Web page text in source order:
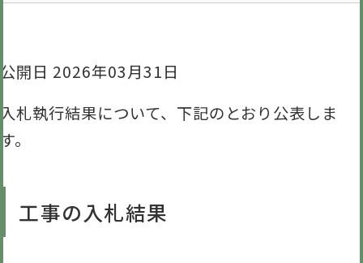
公開日 2026年03月31日
入札執行結果について、下記のとおり公表しま
す。
工事の入札結果